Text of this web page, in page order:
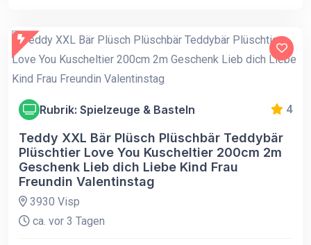
Rubrik: Spielzeuge & Basteln 4
Teddy XXL Bär Plüsch Plüschbär Teddybär
Plüschtier Love You Kuscheltier 200cm 2m
Geschenk Lieb dich Liebe Kind Frau
Freundin Valentinstag
3930 Visp
ca. vor 3 Tagen